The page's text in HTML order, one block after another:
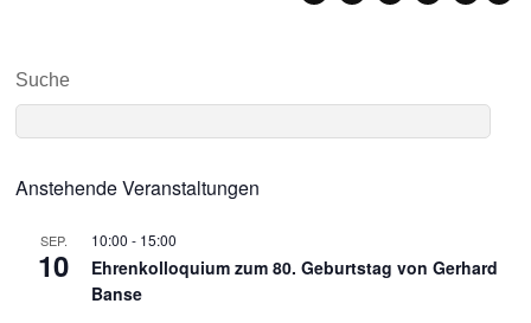
Suche
Anstehende Veranstaltungen
SEP.
10
10:00 - 15:00
Ehrenkolloquium zum 80. Geburtstag von Gerhard
Banse